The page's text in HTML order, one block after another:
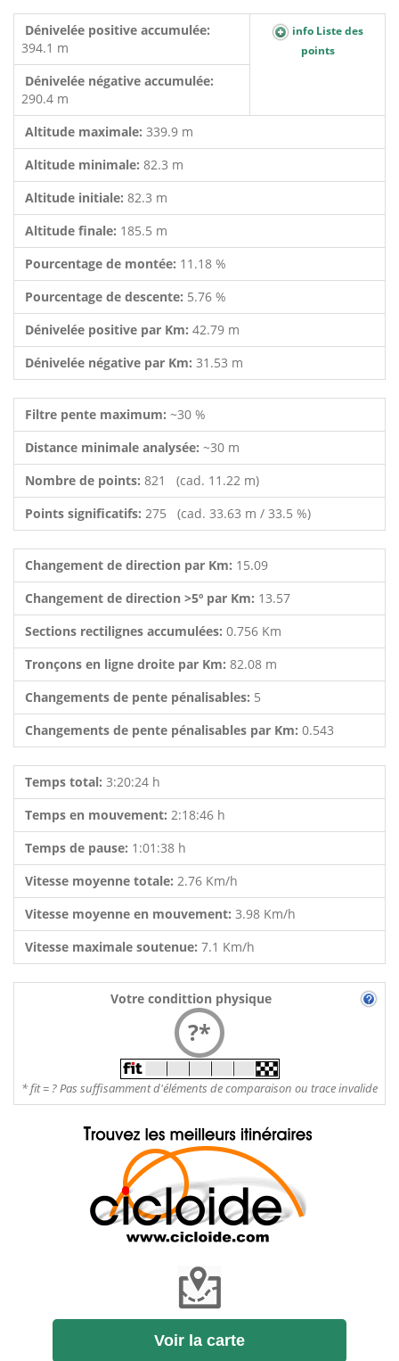
Dénivelée positive accumulée:
394.1 m
info Liste des
points
Dénivelée négative accumulée:
290.4 m
Altitude maximale: 339.9 m
Altitude minimale: 82.3 m
Altitude initiale: 82.3 m
Altitude finale: 185.5 m
Pourcentage de montée: 11.18 %
Pourcentage de descente: 5.76 %
Dénivelée positive par Km: 42.79 m
Dénivelée négative par Km: 31.53 m
Filtre pente maximum: ~30 %
Distance minimale analysée: ~30 m
Nombre de points: 821 (cad. 11.22 m)
Points significatifs: 275 (cad. 33.63 m / 33.5 %)
Changement de direction par Km: 15.09
Changement de direction >5º par Km: 13.57
Sections rectilignes accumulées: 0.756 Km
Tronçons en ligne droite par Km: 82.08 m
Changements de pente pénalisables: 5
Changements de pente pénalisables par Km: 0.543
Temps total: 3:20:24 h
Temps en mouvement: 2:18:46 h
Temps de pause: 1:01:38 h
Vitesse moyenne totale: 2.76 Km/h
Vitesse moyenne en mouvement: 3.98 Km/h
Vitesse maximale soutenue: 7.1 Km/h
Votre condittion physique
?*
* fit = ? Pas suffisamment d'éléments de comparaison ou trace invalide
Voir la carte